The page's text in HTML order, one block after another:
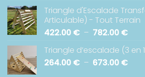
prix :
à
Triangle d'Escalade
Articulable) - Tout Terrain
422.00 € – 782.00 €Plage
prix :
Triangle d’escalade (3 en
264.00 € – 673.00 €Plage